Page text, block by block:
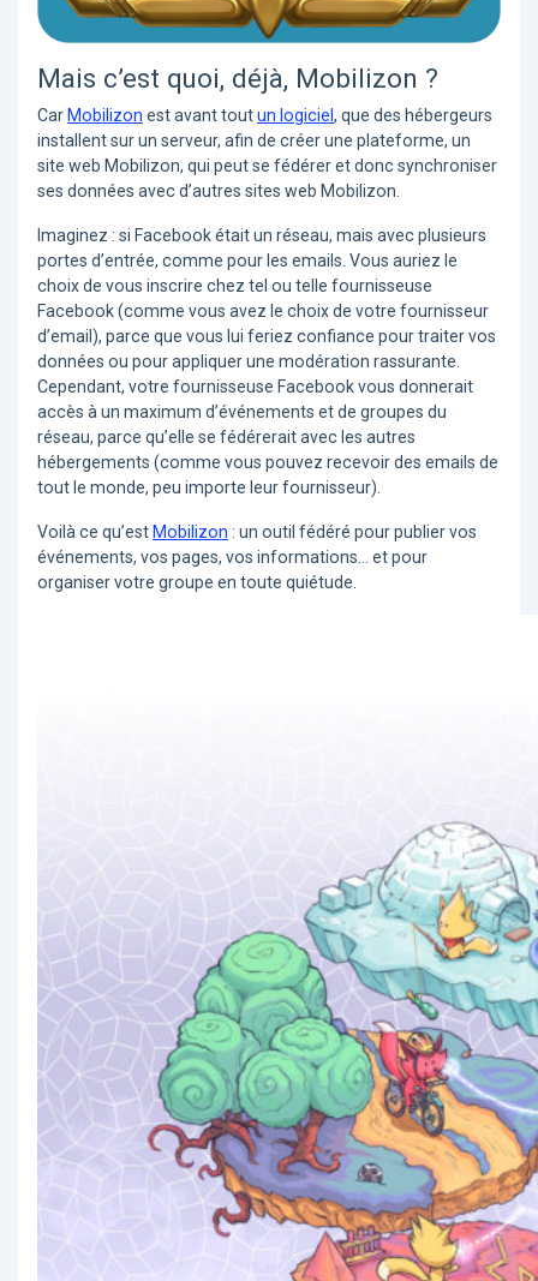
Mais c’est quoi, déjà, Mobilizon ?
Car Mobilizon est avant toutun logiciel , que des hébergeurs
installent sur un serveur, afin de créer une plateforme, un
site web Mobilizon, qui peut se fédérer et donc synchroniser
ses données avec d’autres sites web Mobilizon.
Imaginez : si Facebook était un réseau, mais avec plusieurs
portes d’entrée, comme pour les emails. Vous auriez le
choix de vous inscrire chez tel ou telle fournisseuse
Facebook (comme vous avez le choix de votre fournisseur
d’email), parce que vous lui feriez confiance pour traiter vos
données ou pour appliquer une modération rassurante.
Cependant, votre fournisseuse Facebook vous donnerait
accès à un maximum d’événements et de groupes du
réseau, parce qu’elle se fédérerait avec les autres
hébergements (comme vous pouvez recevoir des emails de
tout le monde, peu importe leur fournisseur).
Voilà ce qu’est Mobilizon : un outil fédéré pour publier vos
événements, vos pages, vos informations… et pour
organiser votre groupe en toute quiétude.